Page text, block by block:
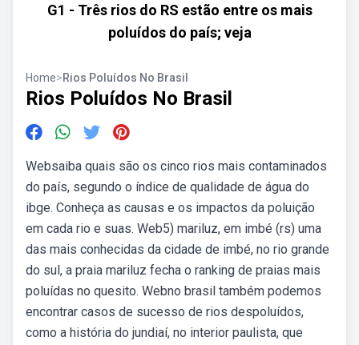
G1 - Três rios do RS estão entre os mais
poluídos do país; veja
Home>Rios Poluídos No Brasil
Rios Poluídos No Brasil
Websaiba quais são os cinco rios mais contaminados
do país, segundo o índice de qualidade de água do
ibge. Conheça as causas e os impactos da poluição
em cada rio e suas. Web5) mariluz, em imbé (rs) uma
das mais conhecidas da cidade de imbé, no rio grande
do sul, a praia mariluz fecha o ranking de praias mais
poluídas no quesito. Webno brasil também podemos
encontrar casos de sucesso de rios despoluídos,
como a história do jundiaí, no interior paulista, que